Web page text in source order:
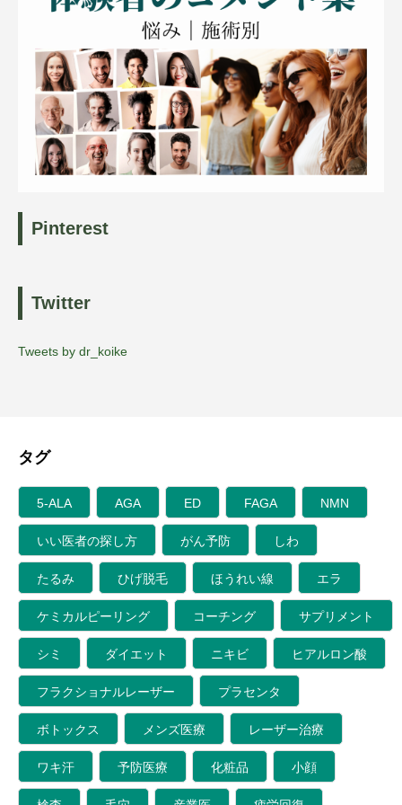
Pinterest
Twitter
Tweets by dr_koike
タグ
5-ALA AGA ED FAGA NMN
いい医者の探し方 がん予防 しわ
たるみ ひげ脱毛 ほうれい線 エラ
ケミカルピーリング コーチング サプリメント
シミ ダイエット ニキビ ヒアルロン酸
フラクショナルレーザー プラセンタ
ボトックス メンズ医療 レーザー治療
ワキ汗 予防医療 化粧品 小顔